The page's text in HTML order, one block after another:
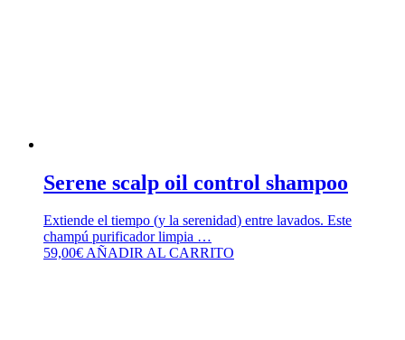
Serene scalp oil control shampoo
Extiende el tiempo (y la serenidad) entre lavados. Este
champú purificador limpia …
59,00€AÑADIR AL CARRITO